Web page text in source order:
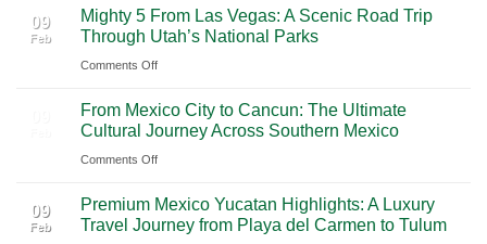
09
Feb
Mighty 5 From Las Vegas: A Scenic Road Trip
Through Utah’s National Parks
Comments Offon
5
From
Las
A
Scenic
From Mexico City to Cancun: The Ultimate
Cultural Journey Across Southern Mexico
Comments Offon
Mexico
City
09
Feb
Premium Mexico Yucatan Highlights: A Luxury
Travel Journey from Playa del Carmen to Tulum